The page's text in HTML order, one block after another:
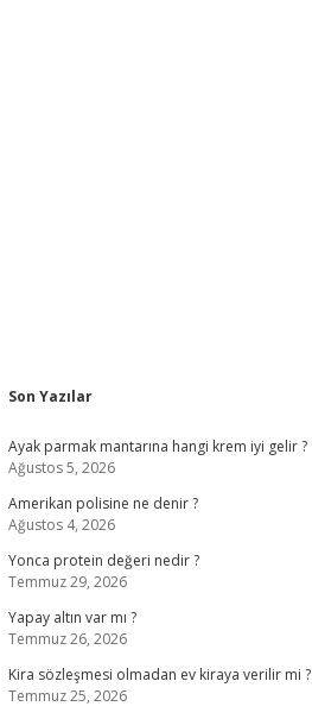
Sidebar
Son Yazılar
Ayak parmak mantarına hangi krem iyi gelir ?
Ağustos 5, 2026
Amerikan polisine ne denir ?
Ağustos 4, 2026
Yonca protein değeri nedir ?
Temmuz 29, 2026
Yapay altın var mı ?
Temmuz 26, 2026
Kira sözleşmesi olmadan ev kiraya verilir mi ?
Temmuz 25, 2026